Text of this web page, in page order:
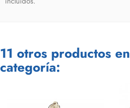
11 otros productos
categoría: